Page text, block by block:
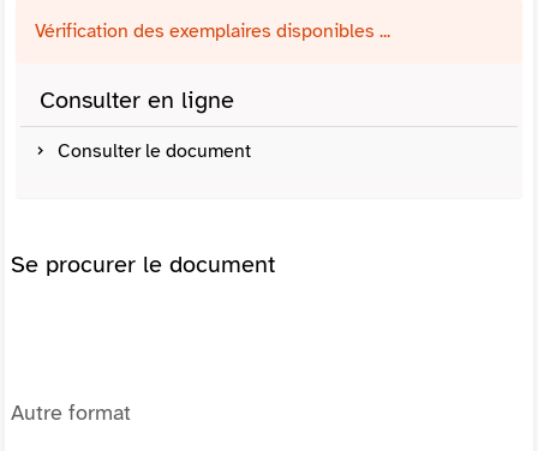
Vérification des exemplaires disponibles ...
Consulter en ligne
Consulter le document
Se procurer le document
Autre format